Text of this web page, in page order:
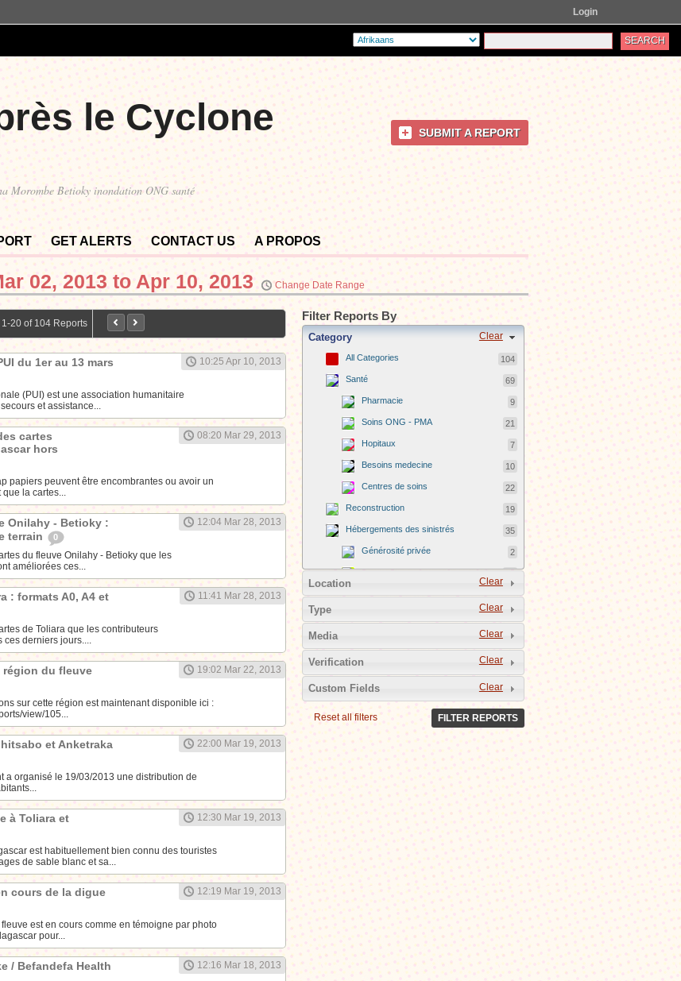
Login
le Cyclone
Morombe Betioky inondation ONG santé
SUBMIT A REPORT
GET ALERTS CONTACT US A PROPOS
02, 2013 to Apr 10, 2013 Change Date Range
1-20 of 104 Reports
du 1er au 13 mars
10:25 Apr 10, 2013
(PUI) est une association humanitaire
et assistance...
cartes
hors
08:20 Mar 29, 2013
papiers peuvent être encombrantes ou avoir un
la cartes...
Onilahy - Betioky :
terrain
0
12:04 Mar 28, 2013
du fleuve Onilahy - Betioky que les
améliorées ces...
: formats A0, A4 et
11:41 Mar 28, 2013
de Toliara que les contributeurs
derniers jours....
région du fleuve
19:02 Mar 22, 2013
sur cette région est maintenant disponible ici :
view/105...
et Anketraka 22:00 Mar 19, 2013
a organisé le 19/03/2013 une distribution de
à Toliara et
12:30 Mar 19, 2013
est habituellement bien connu des touristes
de sable blanc et sa...
cours de la digue
12:19 Mar 19, 2013
est en cours comme en témoigne par photo
pour...
/ Befandefa Health
12:16 Mar 18, 2013
Filter Reports By
Clear
Category
All Categories 104
Santé 69
Pharmacie 9
Soins ONG - PMA 21
Hopitaux 7
Besoins medecine 10
Centres de soins 22
Reconstruction 19
Hébergements des sinistrés 35
Générosité privée 2
Centres officiels 33
Communication 27
17
Autres 14
Distribution alimentaire
Recherche de disparus 3
Photos et vidéos 26
Eau potable/Hygiène
Clear
Location
Clear
Type
Clear
Media
Clear
Verification
Clear
Custom Fields
Reset all filters FILTER REPORTS